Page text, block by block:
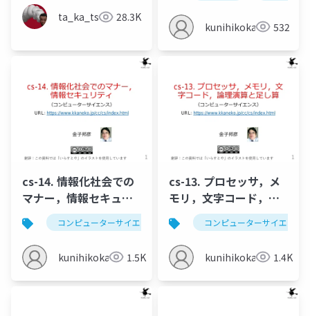
ta_ka_tsu 28.3K
kunihikokaneko532
cs-14. 情報化社会での
マナー，情報セキュリ
ティ
コンピューターサイエンス 情報化社会のマナー
kunihikokaneko1.5K
cs-13. プロセッサ，メ
モリ，文字コード，論
理演算と足し算
コンピューターサイエンス
kunihikokaneko1.4K